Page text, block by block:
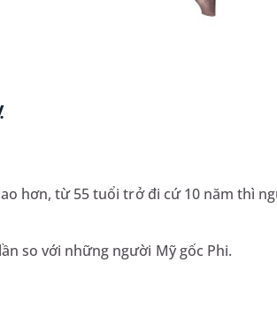
hơn, từ 55 tuổi trở đi cứ 10 năm thì
so với những người Mỹ gốc Phi.